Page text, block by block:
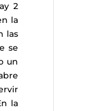
2
la
las
se
un
la